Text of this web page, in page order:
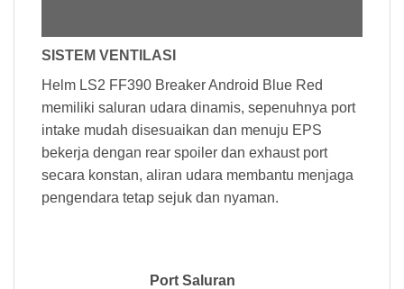
SISTEM VENTILASI
Helm LS2 FF390 Breaker Android Blue Red
memiliki saluran udara dinamis, sepenuhnya port
intake mudah disesuaikan dan menuju EPS
bekerja dengan rear spoiler dan exhaust port
secara konstan, aliran udara membantu menjaga
pengendara tetap sejuk dan nyaman.
Port Saluran